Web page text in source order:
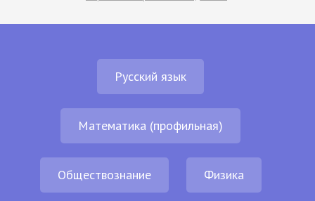
Русский язык
Математика (профильная)
Обществознание Физика